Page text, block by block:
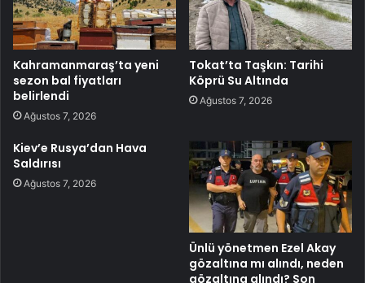
Kahramanmaraş’ta yeni
sezon bal fiyatları
belirlendi
Ağustos 7, 2026
Tokat’ta Taşkın: Tarihi
Köprü Su Altında
Ağustos 7, 2026
Kiev’e Rusya’dan Hava
Saldırısı
Ağustos 7, 2026
Ünlü yönetmen Ezel Akay
gözaltına mı alındı, neden
gözaltına alındı? Son